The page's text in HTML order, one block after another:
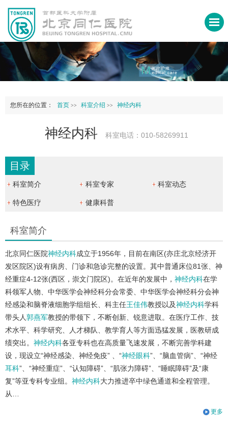
您所在的位置： 首页 >> 科室介绍 >> 神经内科
神经内科 科室电话：010-58269911
目录
科室简介 科室专家 科室动态
特色医疗 健康科普
科室简介
北京同仁医院神经内科成立于1956年，目前在南区(亦庄北京经济开
发区院区)设有病房、门诊和急诊完整的设置。其中普通床位81张、神
经重症4-12张(西区，崇文门院区)。在近年的发展中， 神经内科在学
科领军人物、中华医学会神经科分会常委、中华医学会神经科分会神
经感染和脑脊液细胞学组组长、科主任王佳伟教授以及神经内科学科
带头人郭燕军教授的带领下，不断创新、锐意进取。在医疗工作、技
术水平、科学研究、人才梯队、教学育人等方面迅猛发展，医教研成
绩突出。 神经内科各亚专科也在高质量飞速发展，不断完善学科建
设，现设立“神经感染、神经免疫” 、“神经眼科”、“脑血管病”、“神经
耳科”、“神经重症”、“认知障碍”、“肌张力障碍”、“睡眠障碍”及“康
复”等亚专科专业组。 神经内科大力推进卒中绿色通道和全程管理。
从…
更多